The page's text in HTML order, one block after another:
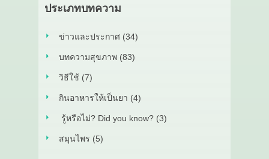
ประเภทบทความ
ข่าวและประกาศ (34)
บทความสุขภาพ (83)
วิธีใช้ (7)
กินอาหารให้เป็นยา (4)
รู้หรือไม่? Did you know? (3)
สมุนไพร (5)